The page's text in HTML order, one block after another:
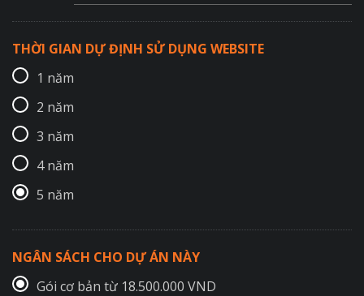
THỜI GIAN DỰ ĐỊNH SỬ DỤNG WEBSITE
1 năm
2 năm
3 năm
4 năm
5 năm
NGÂN SÁCH CHO DỰ ÁN NÀY
Gói cơ bản từ 18.500.000 VND